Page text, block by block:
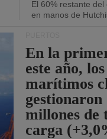
El 60% restante
en manos de
En la
este año,
marítimos
gestionaron
millones de
carga